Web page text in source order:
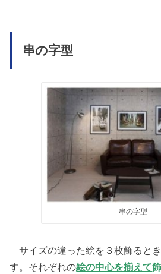
串の字型
串の字型
サイズの違った絵を３枚飾ると
す。それぞれの絵の中心を揃えて